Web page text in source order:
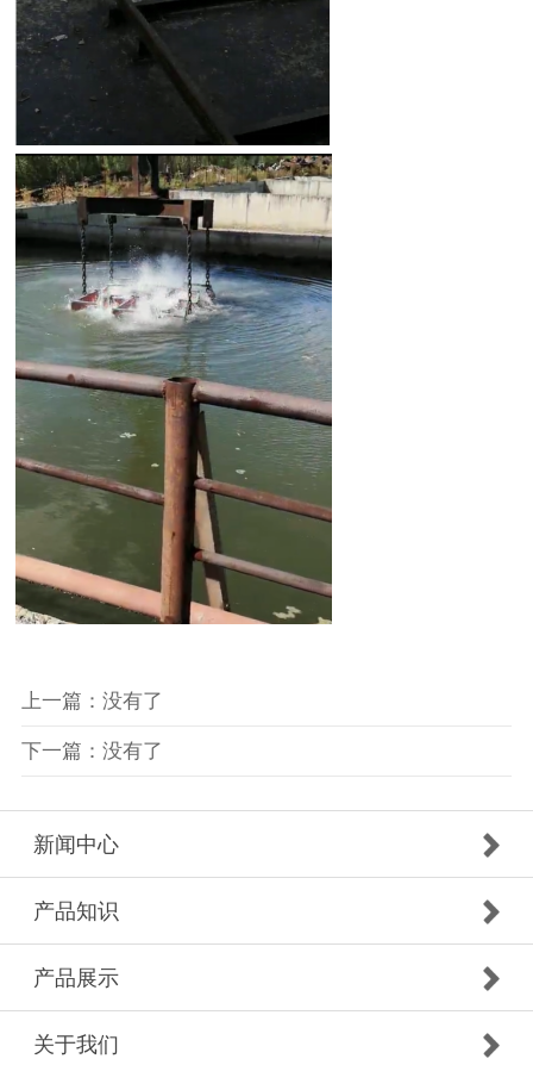
上一篇：没有了
下一篇：没有了
新闻中心
产品知识
产品展示
关于我们